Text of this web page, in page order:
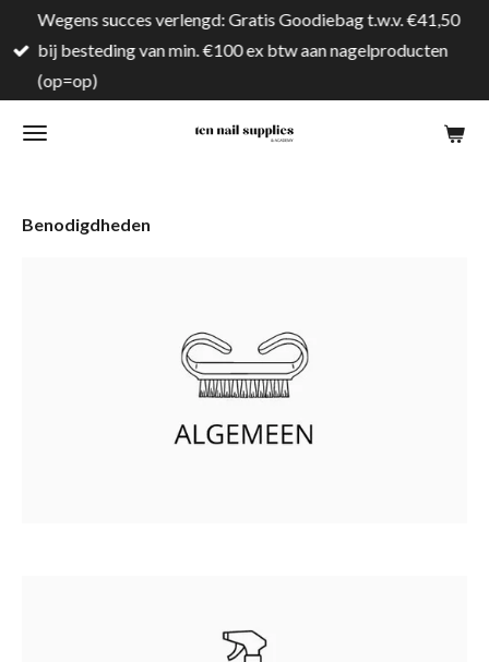
direct
naar
hoofdinhoud
Wegens succes verlengd: Gratis Goodiebag t.w.v. €41,50
bij besteding van min. €100 ex btw aan nagelproducten
(op=op)
Benodigdheden